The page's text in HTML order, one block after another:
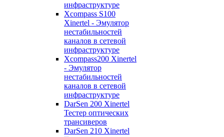
инфраструктуре
Xcompass S100
Xinertel - Эмулятор
нестабильностей
каналов в сетевой
инфраструктуре
Xcompass200 Xinertel
- Эмулятор
нестабильностей
каналов в сетевой
инфраструктуре
DarSen 200 Xinertel
Тестер оптических
трансиверов
DarSen 210 Xinertel